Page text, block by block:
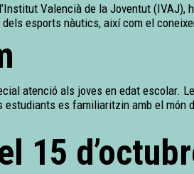
Valencià de la Joventut (IVAJ),
esports nàutics, així com el
atenció als joves en edat escolar.
estudiants es familiaritzin amb el
15